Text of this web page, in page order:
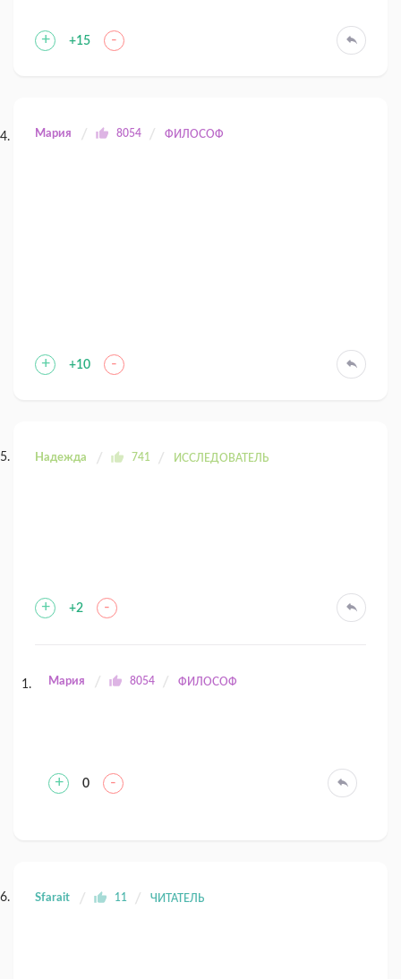
+ +15 -
Мария 8054 ФИЛОСОФ
+ +10 -
Надежда 741 ИССЛЕДОВАТЕЛЬ
+ +2 -
Мария 8054 ФИЛОСОФ
+ 0 -
Sfarait 11 ЧИТАТЕЛЬ